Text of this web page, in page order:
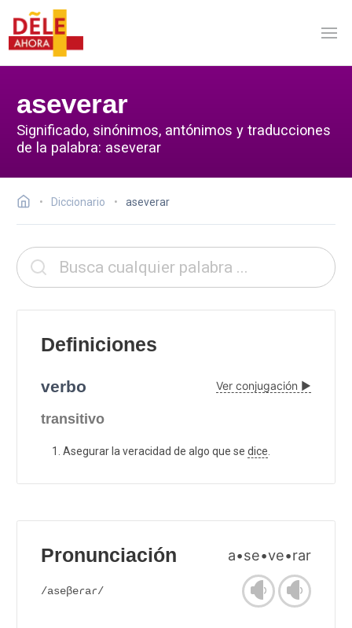
aseverar
Significado, sinónimos, antónimos y traducciones
de la palabra: aseverar
Diccionario aseverar
Definiciones
verbo Ver conjugación ▶
transitivo
Asegurar la veracidad de algo que se dice
Pronunciación a•se•ve•rar
/aseβeɾaɾ/